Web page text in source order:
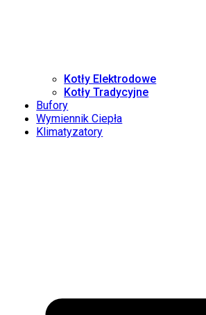
Kotły Elektrodowe
Kotły Tradycyjne
Bufory
Wymiennik Ciepła
Klimatyzatory